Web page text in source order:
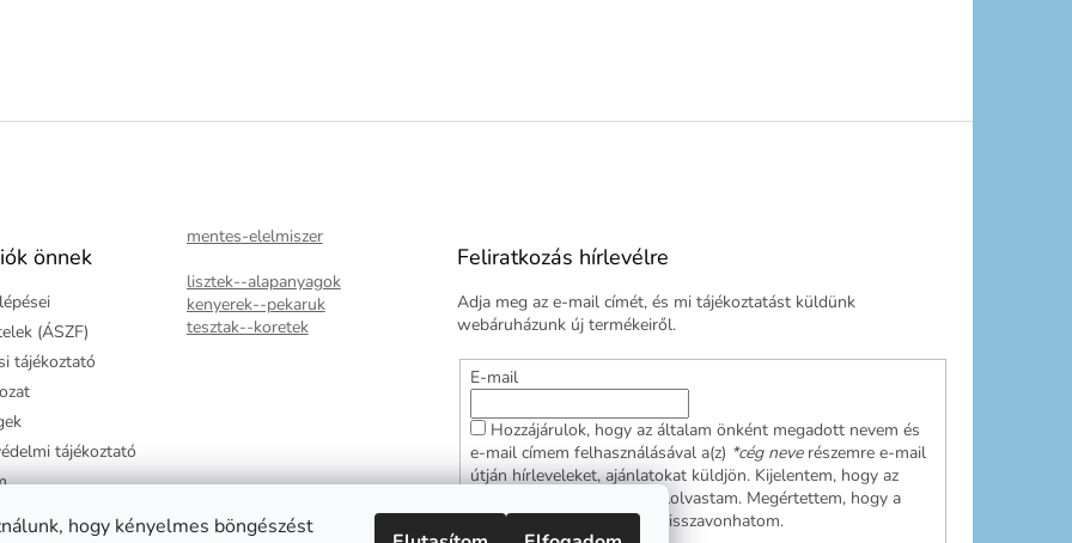
hogy kényelmes böngészést
önnek
(ÁSZF)
tájékoztató
tájékoztató
mentes-elelmiszer
lisztek--alapanyagok
kenyerek--pekaruk
tesztak--koretek
Feliratkozás hírlevélre
Adja meg az e-mail címét, és mi tájékoztatást küldünk
webáruházunk új termékeiről.
E-mail
Hozzájárulok, hogy az általam önként megadott nevem és
e-mail címem felhasználásával a(z) *cég neverészemre e-mail
útján hírleveleket, ajánlatokat küldjön. Kijelentem, hogy az
elolvastam. Megértettem, hogy a
hozzájárulásom bármikor visszavonhatom.